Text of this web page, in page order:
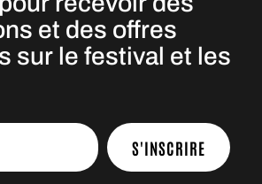
et des offres
sur le festival et les
S'INSCRIRE